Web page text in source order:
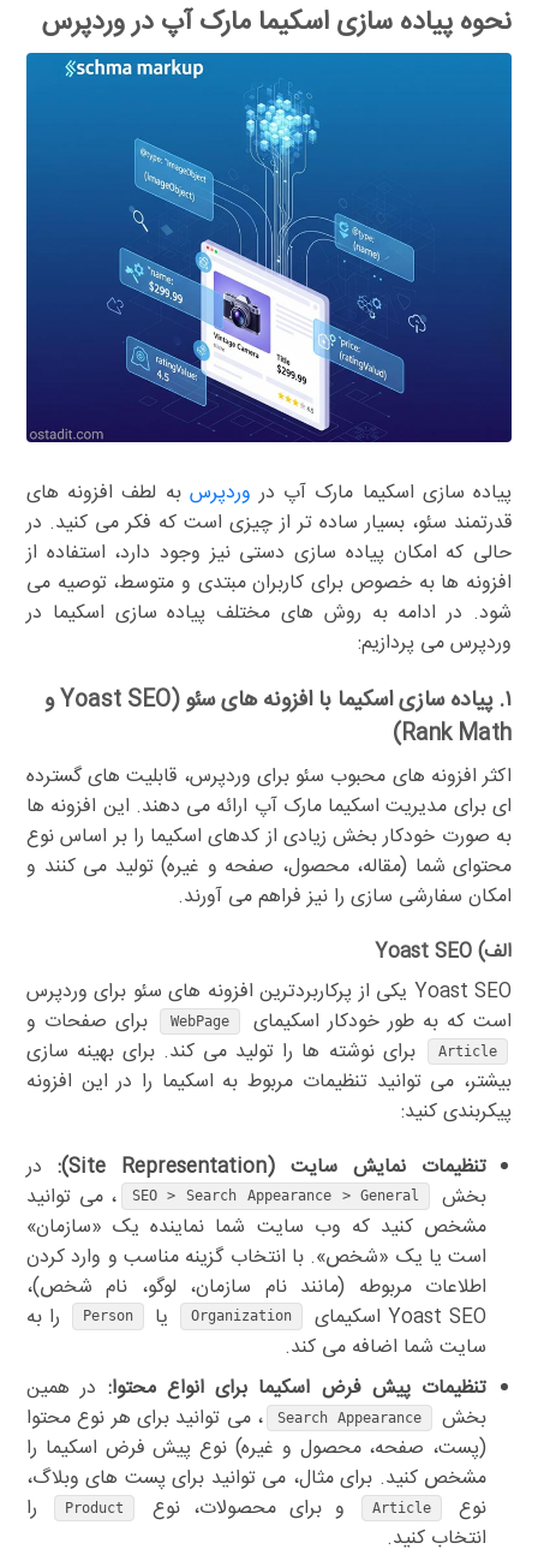
نحوه پیاده سازی اسکیما مارک آپ در وردپرس
پیاده سازی اسکیما مارک آپ در وردپرس به لطف افزونه های
قدرتمند سئو، بسیار ساده تر از چیزی است که فکر می کنید. در
حالی که امکان پیاده سازی دستی نیز وجود دارد، استفاده از
افزونه ها به خصوص برای کاربران مبتدی و متوسط، توصیه می
شود. در ادامه به روش های مختلف پیاده سازی اسکیما در
وردپرس می پردازیم:
۱. پیاده سازی اسکیما با افزونه های سئو (Yoast SEO و
Rank Math)
اکثر افزونه های محبوب سئو برای وردپرس، قابلیت های گسترده
ای برای مدیریت اسکیما مارک آپ ارائه می دهند. این افزونه ها
به صورت خودکار بخش زیادی از کدهای اسکیما را بر اساس نوع
محتوای شما (مقاله، محصول، صفحه و غیره) تولید می کنند و
امکان سفارشی سازی را نیز فراهم می آورند.
الف) Yoast SEO
Yoast SEO یکی از پرکاربردترین افزونه های سئو برای وردپرس
است که به طور خودکار اسکیمای
WebPage برای صفحات و
Article
برای نوشته ها را تولید می کند. برای بهینه سازی
بیشتر، می توانید تنظیمات مربوط به اسکیما را در این افزونه
پیکربندی کنید:
تنظیمات نمایش سایت (Site Representation):
در
بخش
SEO > Search Appearance > General
، می توانید
مشخص کنید که وب سایت شما نماینده یک «سازمان»
است یا یک «شخص». با انتخاب گزینه مناسب و وارد کردن
اطلاعات مربوطه (مانند نام سازمان، لوگو، نام شخص)،
Yoast SEO اسکیمای
Organization یا Person
را به
سایت شما اضافه می کند.
تنظیمات پیش فرض اسکیما برای انواع محتوا: در همین
بخش
Search Appearance
، می توانید برای هر نوع محتوا
(پست، صفحه، محصول و غیره) نوع پیش فرض اسکیما را
مشخص کنید. برای مثال، می توانید برای پست های وبلاگ،
نوع
Article و برای محصولات، نوع Product
را
انتخاب کنید.